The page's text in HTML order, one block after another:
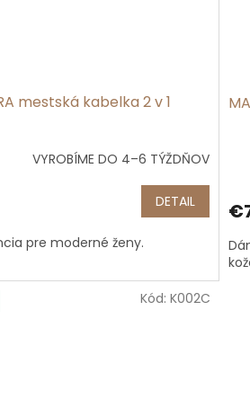
mestská kabelka 2 v 1
VYROBÍME DO 4–6 TÝŽDŇOV
DETAIL
pre moderné ženy.
Kód: K002C